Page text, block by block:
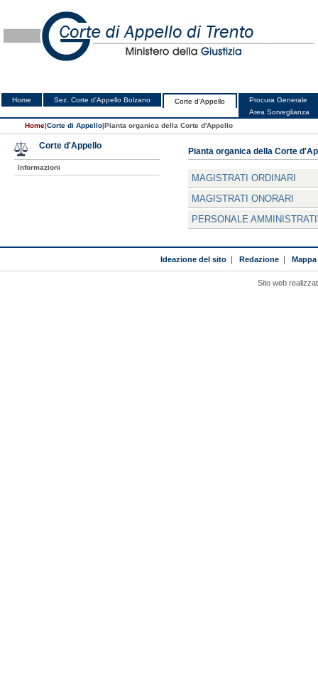
Home Sez. Corte d'Appello Bolzano Corte d'Appello
Procura Generale
Area Sorveglianza
Home|Corte di Appello|Pianta organica della Corte d'Appello
Pianta organica della Corte
MAGISTRATI ORDINARI
MAGISTRATI ONORARI
PERSONALE
Corte d'Appello
Informazioni
Ideazione del sito| Redazione|
Sito web